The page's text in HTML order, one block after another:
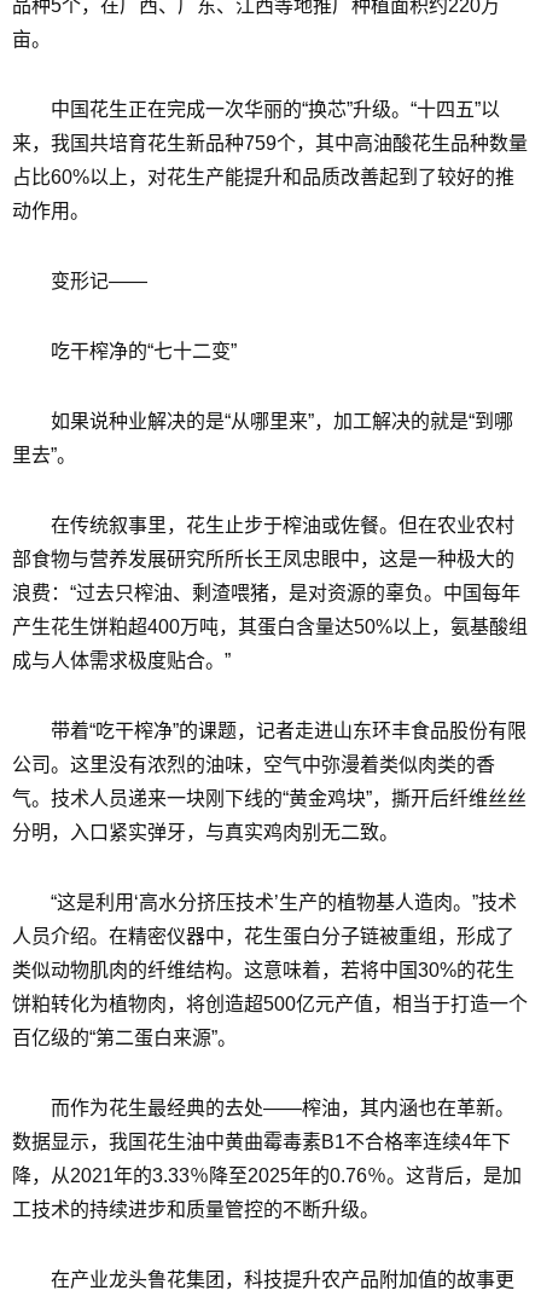
品种5个，在广西、广东、江西等地推广种植面积约220万
亩。
中国花生正在完成一次华丽的“换芯”升级。“十四五”以
来，我国共培育花生新品种759个，其中高油酸花生品种数量
占比60%以上，对花生产能提升和品质改善起到了较好的推
动作用。
变形记——
吃干榨净的“七十二变”
如果说种业解决的是“从哪里来”，加工解决的就是“到哪
里去”。
在传统叙事里，花生止步于榨油或佐餐。但在农业农村
部食物与营养发展研究所所长王凤忠眼中，这是一种极大的
浪费：“过去只榨油、剩渣喂猪，是对资源的辜负。中国每年
产生花生饼粕超400万吨，其蛋白含量达50%以上，氨基酸组
成与人体需求极度贴合。”
带着“吃干榨净”的课题，记者走进山东环丰食品股份有限
公司。这里没有浓烈的油味，空气中弥漫着类似肉类的香
气。技术人员递来一块刚下线的“黄金鸡块”，撕开后纤维丝丝
分明，入口紧实弹牙，与真实鸡肉别无二致。
“这是利用‘高水分挤压技术’生产的植物基人造肉。”技术
人员介绍。在精密仪器中，花生蛋白分子链被重组，形成了
类似动物肌肉的纤维结构。这意味着，若将中国30%的花生
饼粕转化为植物肉，将创造超500亿元产值，相当于打造一个
百亿级的“第二蛋白来源”。
而作为花生最经典的去处——榨油，其内涵也在革新。
数据显示，我国花生油中黄曲霉毒素B1不合格率连续4年下
降，从2021年的3.33％降至2025年的0.76％。这背后，是加
工技术的持续进步和质量管控的不断升级。
在产业龙头鲁花集团，科技提升农产品附加值的故事更